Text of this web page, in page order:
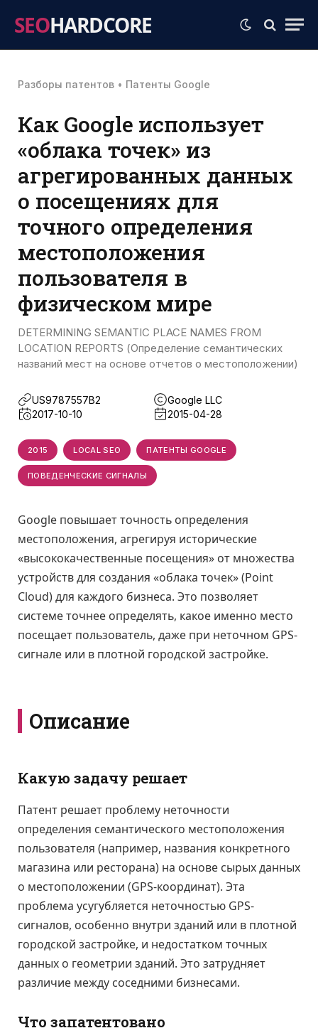
SEOHARDCORE
Разборы патентов • Патенты Google
Как Google использует
«облака точек» из
агрегированных данных
о посещениях для
точного определения
местоположения
пользователя в
физическом мире
DETERMINING SEMANTIC PLACE NAMES FROM
LOCATION REPORTS (Определение семантических
названий мест на основе отчетов о местоположении)
US9787557B2
Google LLC
2017-10-10
2015-04-28
2015 LOCAL SEO ПАТЕНТЫ GOOGLE
ПОВЕДЕНЧЕСКИЕ СИГНАЛЫ
Google повышает точность определения
местоположения, агрегируя исторические
«высококачественные посещения» от множества
устройств для создания «облака точек» (Point
Cloud) для каждого бизнеса. Это позволяет
системе точнее определять, какое именно место
посещает пользователь, даже при неточном GPS-
сигнале или в плотной городской застройке.
Описание
Какую задачу решает
Патент решает проблему неточности
определения семантического местоположения
пользователя (например, названия конкретного
магазина или ресторана) на основе сырых данных
о местоположении (GPS-координат). Эта
проблема усугубляется неточностью GPS-
сигналов, особенно внутри зданий или в плотной
городской застройке, и недостатком точных
данных о геометрии зданий. Это затрудняет
различие между соседними бизнесами.
Что запатентовано